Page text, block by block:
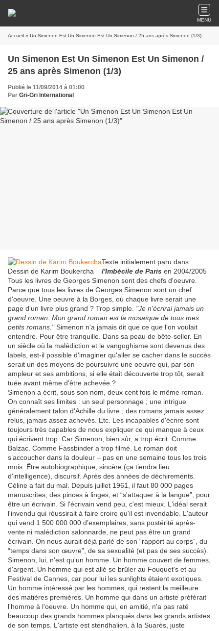
MENU
Accueil » Un Simenon Est Un Simenon Est Un Simenon / 25 ans après Simenon (1/3)
Un Simenon Est Un Simenon Est Un Simenon /
25 ans après Simenon (1/3)
Publié le 11/09/2014 à 01:00
Par Gri-Gri International
Dessin de Karim Boukercha
Texte initialement paru dans
l'Imbécile de Paris en 2004/2005
Tous les livres de Georges Simenon sont des chefs d'oeuvre.
Parce que tous les livres de Georges Simenon sont un chef
d'oeuvre. Une oeuvre à la Borges, où chaque livre serait une
page d'un livre plus grand ? Trop simple. "Je n'écrirai jamais un
grand roman. Mon grand roman est la mosaïque de tous mes
petits romans."Simenon n'a jamais dit que ce que l'on voulait
entendre. Pour être tranquille. Dans sa peau de bête-seller. En
un siècle où la malédiction et le vangoghisme sont devenus des
labels, est-il possible d'imaginer qu'aller se cacher dans le succès
serait un des moyens de poursuivre une oeuvre qui, par son
ampleur et ses ambitions, si elle était découverte trop tôt, serait
tuée avant même d'être achevée ?
Simenon a écrit, sous son nom, deux cent fois le même roman.
On connaît ses limites : un seul personnage ; une intrigue
généralement talon d'Achille du livre ; des romans jamais assez
relus, jamais assez achevés. Etc. Les incapables d'écrire sont
toujours très capables de nous expliquer ce qui manque à ceux
qui écrivent trop. Car Simenon, bien sûr, a trop écrit. Comme
Balzac. Comme Fassbinder a trop filmé. Le roman doit
s’accoucher dans la douleur – pas en une semaine tous les trois
mois. Être autobiographique, sincère (ça tiendra lieu
d'intelligence), discursif. Après des années de déchirements.
Céline a fait du mal. Depuis juillet 1961, il faut 80 000 pages
manuscrites, des pinces à linges, et “s'attaquer à la langue”, pour
être un écrivain. Si l'écrivain vend peu, c'est mieux. L'idéal serait
l'invendu qui réussirait à faire croire qu'il est invendable. L'auteur
qui vend 1 500 000 000 d’exemplaires, sans postérité après-
vente ni malédiction salonnarde, ne peut pas être un grand
écrivain. On nous aurait déjà parlé de son “rapport au corps”, du
“temps dans son œuvre”, de sa sexualité (et pas de ses succès).
Simenon, lui, n'est qu'un homme. Un homme couvert de femmes,
d'argent. Un homme qui est allé se brûler au Fouquet's et au
Festival de Cannes, car pour lui les sunlights étaient exotiques.
Un homme intéressé par les hommes, qui restent la meilleure
des matières premières. Un homme qui dans un artiste préférait
l'homme à l'oeuvre. Un homme qui, en amitié, n'a pas raté
beaucoup des grands hommes planqués dans les grands artistes
de son temps. L'artiste est stendhalien, à la Suarès, juste